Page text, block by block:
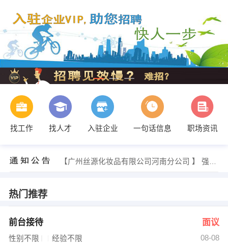
找工作 找人才 入驻企业 一句话信息
职场资讯
【广州丝源化妆品有限公司河南分公司 】 强势入驻
李女士 发布 [业务员 ] 招聘信息
热门推荐
前台接待 面议
性别不限 经验不限
08-08